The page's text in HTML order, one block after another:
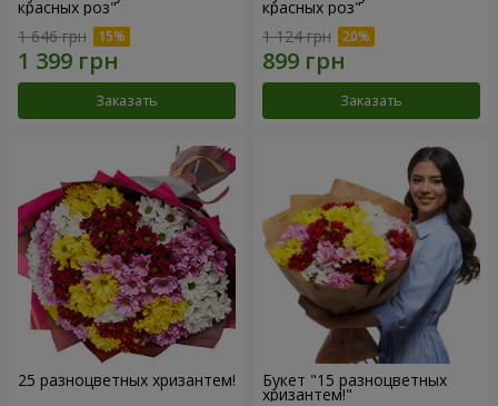
красных роз"
1 646 грн
Заказать
красных роз"
1 124 грн
Заказать
25 разноцветных хризантем! Букет "15 разноцветных
хризантем!"